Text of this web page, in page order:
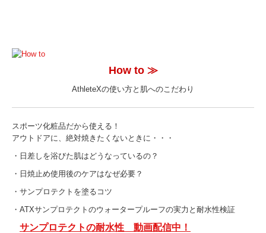
How to ≫
AthleteXの使い方と肌へのこだわり
スポーツ化粧品だから使える！
アウトドアに、絶対焼きたくないときに・・・
・日差しを浴びた肌はどうなっているの？
・日焼止め使用後のケアはなぜ必要？
・サンプロテクトを塗るコツ
・ATXサンプロテクトのウォータープルーフの実力と耐水性検証
サンプロテクトの耐水性 動画配信中！